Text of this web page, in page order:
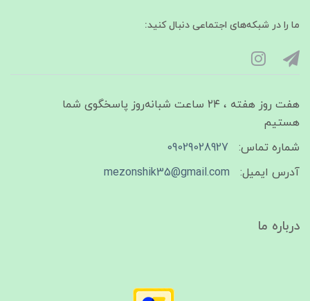
ما را در شبکه‌های اجتماعی دنبال کنید:
هفت روز هفته ، ۲۴ ساعت شبانه‌روز پاسخگوی شما
هستیم
شماره تماس:
09029028927
آدرس ایمیل:
mezonshik35@gmail.com
درباره ما